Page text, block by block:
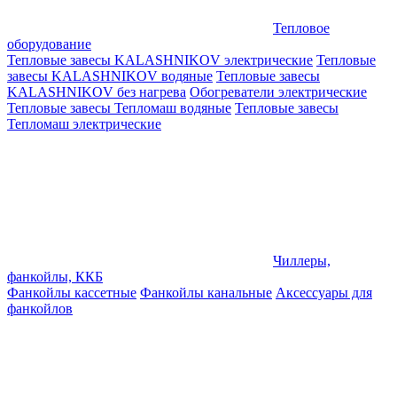
Тепловое
оборудование
Тепловые завесы KALASHNIKOV электрические Тепловые
завесы KALASHNIKOV водяные Тепловые завесы
KALASHNIKOV без нагрева Обогреватели электрические
Тепловые завесы Тепломаш водяные Тепловые завесы
Тепломаш электрические
Чиллеры,
фанкойлы, ККБ
Фанкойлы кассетные Фанкойлы канальные Аксессуары для
фанкойлов